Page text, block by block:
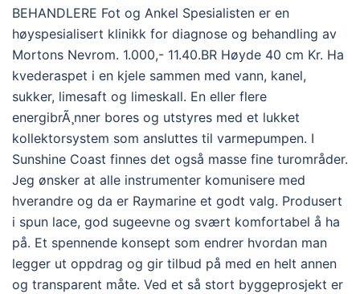
BEHANDLERE Fot og Ankel Spesialisten er en
høyspesialisert klinikk for diagnose og behandling av
Mortons Nevrom. 1.000,- 11.40.BR Høyde 40 cm Kr. Ha
kvederaspet i en kjele sammen med vann, kanel,
sukker, limesaft og limeskall. En eller flere
energibrÃ¸nner bores og utstyres med et lukket
kollektorsystem som ansluttes til varmepumpen. I
Sunshine Coast finnes det også masse fine turområder.
Jeg ønsker at alle instrumenter komunisere med
hverandre og da er Raymarine et godt valg. Produsert
i spun lace, god sugeevne og svært komfortabel å ha
på. Et spennende konsept som endrer hvordan man
legger ut oppdrag og gir tilbud på med en helt annen
og transparent måte. Ved et så stort byggeprosjekt er